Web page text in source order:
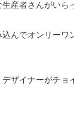
産者さんがいら
んでオンリーワ
ザイナーがチョ